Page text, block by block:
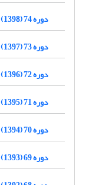
دوره 74 (1398)
دوره 73 (1397)
دوره 72 (1396)
دوره 71 (1395)
دوره 70 (1394)
دوره 69 (1393)